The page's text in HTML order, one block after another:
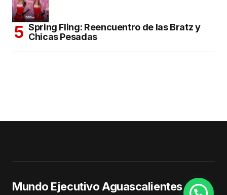
Spring Fling: Reencuentro de las Bratz y
Chicas Pesadas
Mundo Ejecutivo Aguascalientes